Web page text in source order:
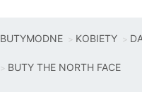
BUTYMODNE KOBIETY
BUTY THE NORTH FACE